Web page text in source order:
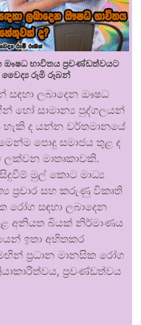
ඖෂධ භාවිතය ප්‍රචණ්ඩත්වයට
වෛද්‍ය රූමි රූබන්
ලබාදෙන ඖෂධ
හෝ සාමාන්‍ය පුද්ගලයන්
ද යන්න වර්තමානයේ
පොදු සමාජය තුළ ද
මාතෘකාවකි.
මුල් කොට මාධ්‍ය
ප්‍රචාර සහ කරුණු විකෘති
සඳහා ලබාදෙන
අනියත බියක් නිර්මාණය
ඉතා අහිතකර
ප්‍රධාන මානසික රෝග
ප්‍රචණ්ඩත්වය